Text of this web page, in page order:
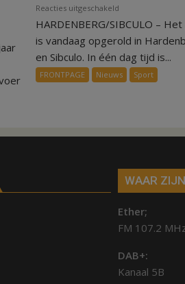
Reacties uitgeschakeld
Binnen
een
dag
is
kunstgras
HARDENBERG/SIBCULO –
is vandaag opgerold in
en Sibculo. In één dag tijd is...
FRONTPAGE Nieuws Sport
WAAR
Ether;
FM 107.2
DAB+:
Kanaal 5B